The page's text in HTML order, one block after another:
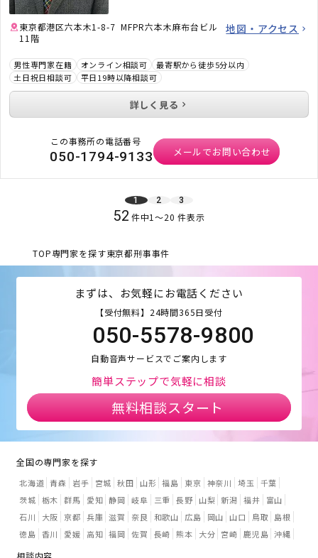
東京都港区六本木1-8-7 MFPR六本木麻布台ビル
11階
地図・アクセス
男性専門家在籍 オンライン相談可
最寄駅から徒歩5分以内
土日祝日相談可
平日19時以降相談可
詳しく見る
この事務所の電話番号
050-1794-9133 メールでお問い合わせ
1 2 3
52 件中1〜20 件表示
TOP専門家を探す東京都刑事事件
まずは、お気軽にお電話ください
【受付無料】24時間365日受付
050-5578-9800
自動音声サービスでご案内します
簡単ステップで気軽に相談
無料相談スタート
全国の専門家を探す
北海道 青森 岩手 宮城 秋田 山形 福島 東京 神奈川 埼玉 千葉
茨城 栃木 群馬 愛知 静岡 岐阜 三重 長野 山梨 新潟 福井
富山
石川
大阪 京都 兵庫 滋賀 奈良 和歌山 広島 岡山 山口 鳥取
島根
徳島 香川 愛媛 高知 福岡 佐賀 長崎 熊本 大分 宮崎 鹿児島 沖縄